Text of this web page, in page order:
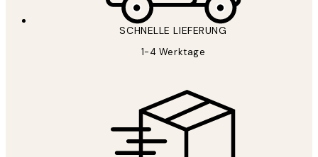
SCHNELLE LIEFERUNG
1-4 Werktage